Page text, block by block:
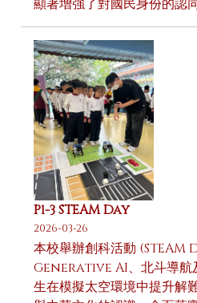
顯著增強了對國民身份的認
P1-3 STEAM Day
2026-03-26
本校舉辦創科活動 (STEAM
Generative AI、北斗導航
生在模擬太空環境中提升解